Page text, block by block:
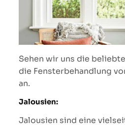
Sehen wir uns die
die Fensterbehandlung
an.
Jalousien:
Jalousien sind eine